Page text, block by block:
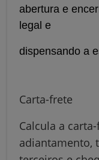
abertura e
legal e
dispensando a
Carta-frete
Calcula a
adiantamento,